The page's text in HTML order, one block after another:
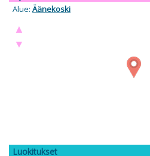
Alue: Äänekoski
▲
▼
Luokitukset